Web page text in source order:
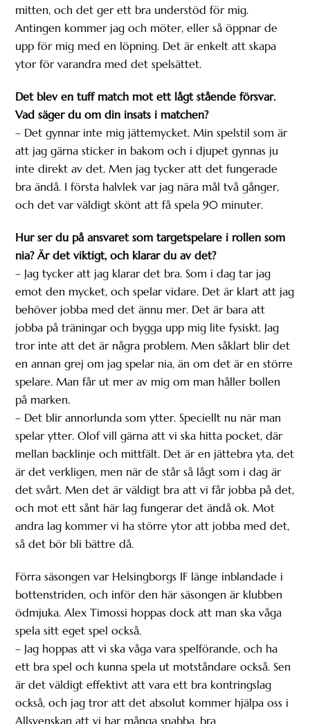
mitten, och det ger ett bra understöd för mig.
Antingen kommer jag och möter, eller så öppnar de
upp för mig med en löpning. Det är enkelt att skapa
ytor för varandra med det spelsättet.
Det blev en tuff match mot ett lågt stående försvar.
Vad säger du om din insats i matchen?
– Det gynnar inte mig jättemycket. Min spelstil som är
att jag gärna sticker in bakom och i djupet gynnas ju
inte direkt av det. Men jag tycker att det fungerade
bra ändå. I första halvlek var jag nära mål två gånger,
och det var väldigt skönt att få spela 90 minuter.
Hur ser du på ansvaret som targetspelare i rollen som
nia? Är det viktigt, och klarar du av det?
– Jag tycker att jag klarar det bra. Som i dag tar jag
emot den mycket, och spelar vidare. Det är klart att jag
behöver jobba med det ännu mer. Det är bara att
jobba på träningar och bygga upp mig lite fysiskt. Jag
tror inte att det är några problem. Men såklart blir det
en annan grej om jag spelar nia, än om det är en större
spelare. Man får ut mer av mig om man håller bollen
på marken.
– Det blir annorlunda som ytter. Speciellt nu när man
spelar ytter. Olof vill gärna att vi ska hitta pocket, där
mellan backlinje och mittfält. Det är en jättebra yta, det
är det verkligen, men när de står så lågt som i dag är
det svårt. Men det är väldigt bra att vi får jobba på det,
och mot ett sånt här lag fungerar det ändå ok. Mot
andra lag kommer vi ha större ytor att jobba med det,
så det bör bli bättre då.
Förra säsongen var Helsingborgs IF länge inblandade i
bottenstriden, och inför den här säsongen är klubben
ödmjuka. Alex Timossi hoppas dock att man ska våga
spela sitt eget spel också.
– Jag hoppas att vi ska våga vara spelförande, och ha
ett bra spel och kunna spela ut motståndare också. Sen
är det väldigt effektivt att vara ett bra kontringslag
också, och jag tror att det absolut kommer hjälpa oss i
Allsvenskan att vi har många snabba, bra